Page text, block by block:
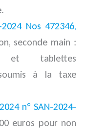
Nos 472346,
seconde main :
et tablettes
à la taxe
n° SAN-2024-
euros pour non